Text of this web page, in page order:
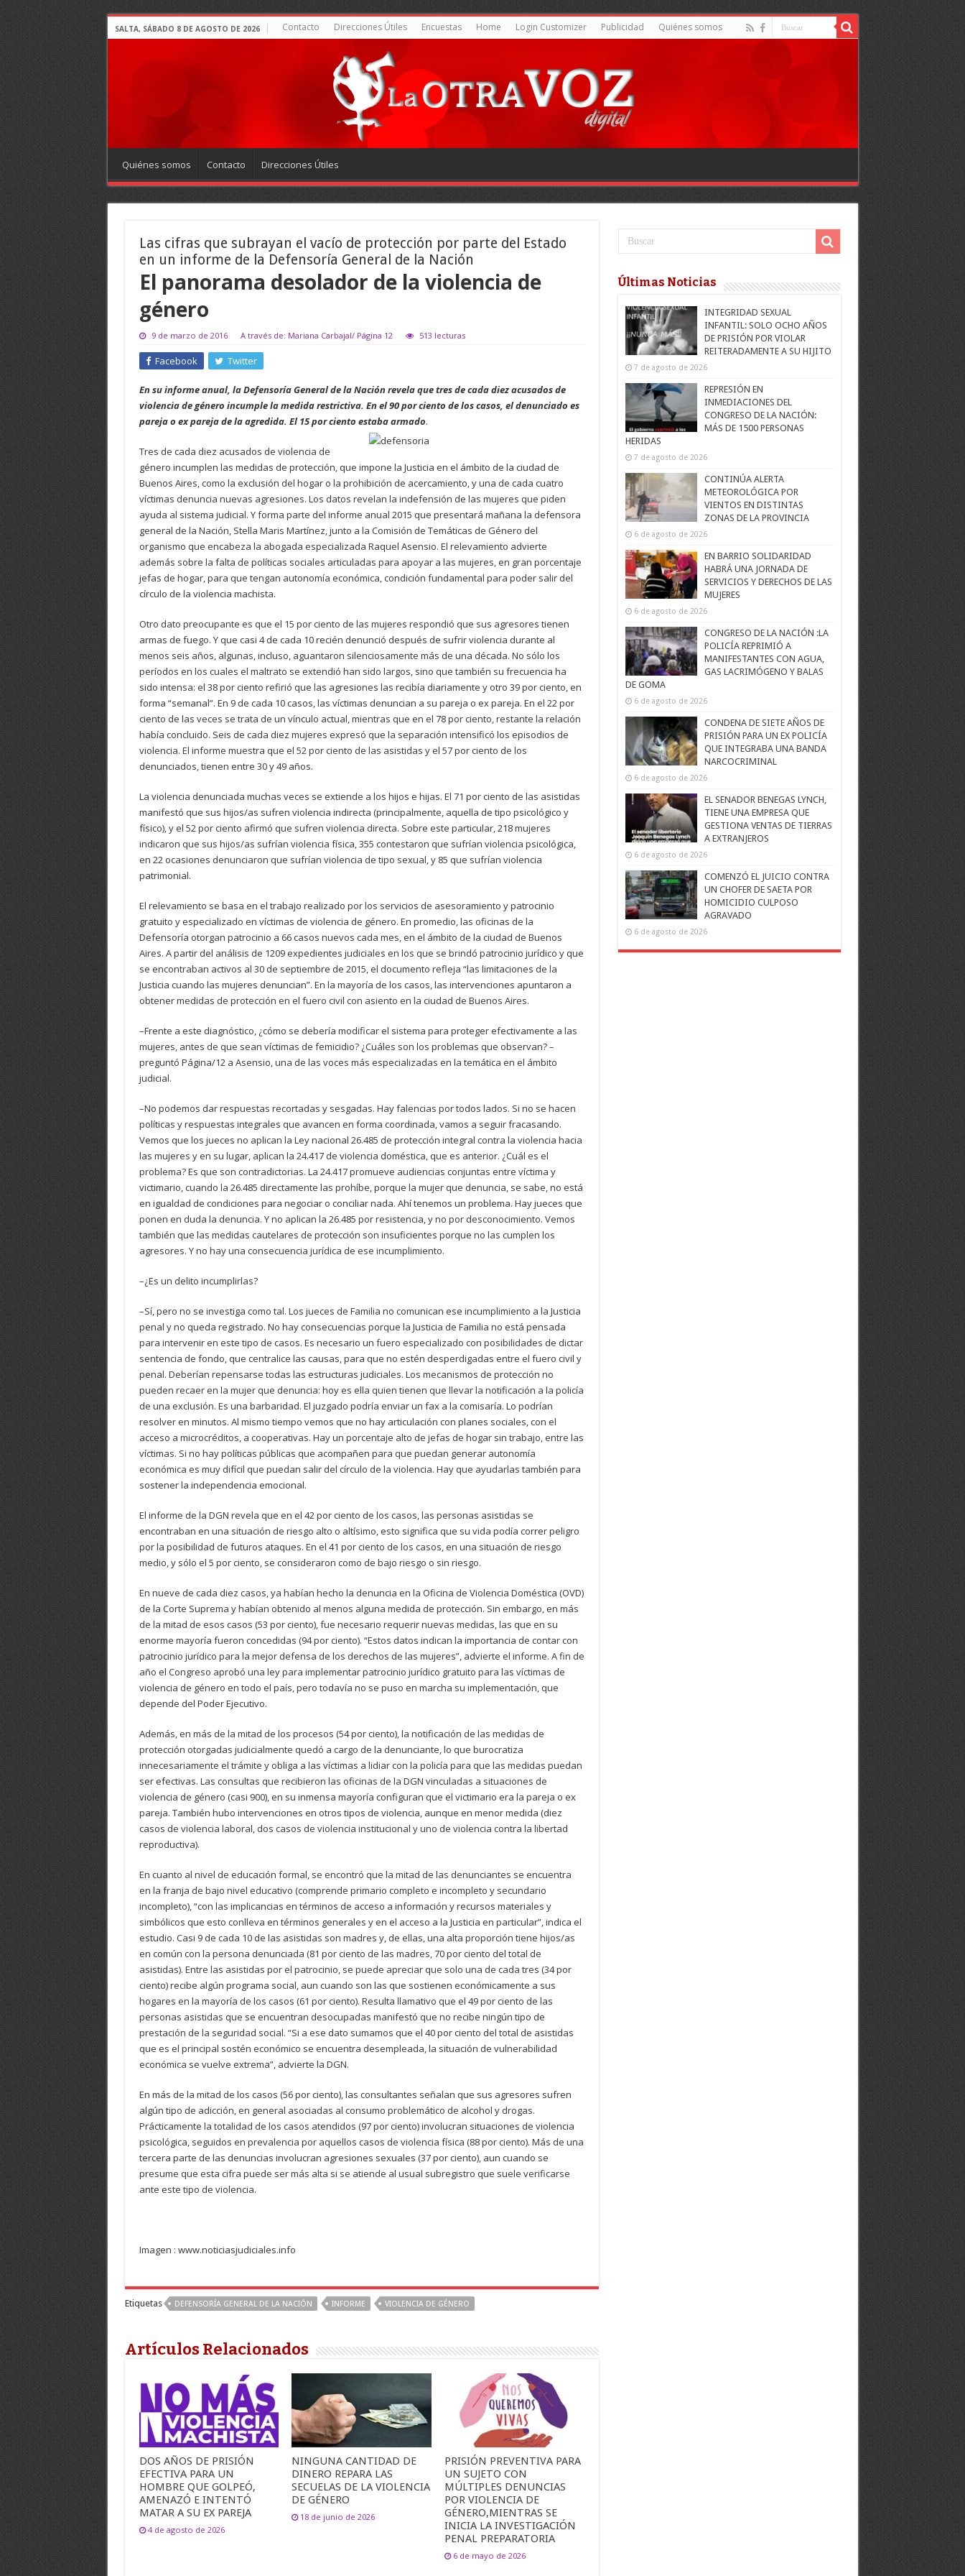
SALTA, SÁBADO 8 DE AGOSTO DE 2026 Contacto Direcciones Útiles Encuestas Home Login Customizer Publicidad Quiénes somos
Quiénes somos Contacto Direcciones Útiles
Las cifras que subrayan el vacío de protección por parte del Estado
en un informe de la Defensoría General de la Nación
El panorama desolador de la violencia de
género
9 de marzo de 2016 A través de: Mariana Carbajal/ Página 12 513 lecturas
Facebook Twitter
En su informe anual, la Defensoría General de la Nación revela que tres de cada diez acusados de
violencia de género incumple la medida restrictiva. En el 90 por ciento de los casos, el denunciado es
pareja o ex pareja de la agredida. El 15 por ciento estaba armado.
Tres de cada diez acusados de violencia de
género incumplen las medidas de protección, que impone la Justicia en el ámbito de la ciudad de
Buenos Aires, como la exclusión del hogar o la prohibición de acercamiento, y una de cada cuatro
víctimas denuncia nuevas agresiones. Los datos revelan la indefensión de las mujeres que piden
ayuda al sistema judicial. Y forma parte del informe anual 2015 que presentará mañana la defensora
general de la Nación, Stella Maris Martínez, junto a la Comisión de Temáticas de Género del
organismo que encabeza la abogada especializada Raquel Asensio. El relevamiento advierte
además sobre la falta de políticas sociales articuladas para apoyar a las mujeres, en gran porcentaje
jefas de hogar, para que tengan autonomía económica, condición fundamental para poder salir del
círculo de la violencia machista.
Otro dato preocupante es que el 15 por ciento de las mujeres respondió que sus agresores tienen
armas de fuego. Y que casi 4 de cada 10 recién denunció después de sufrir violencia durante al
menos seis años, algunas, incluso, aguantaron silenciosamente más de una década. No sólo los
períodos en los cuales el maltrato se extendió han sido largos, sino que también su frecuencia ha
sido intensa: el 38 por ciento refirió que las agresiones las recibía diariamente y otro 39 por ciento, en
forma “semanal”. En 9 de cada 10 casos, las víctimas denuncian a su pareja o ex pareja. En el 22 por
ciento de las veces se trata de un vínculo actual, mientras que en el 78 por ciento, restante la relación
había concluido. Seis de cada diez mujeres expresó que la separación intensificó los episodios de
violencia. El informe muestra que el 52 por ciento de las asistidas y el 57 por ciento de los
denunciados, tienen entre 30 y 49 años.
La violencia denunciada muchas veces se extiende a los hijos e hijas. El 71 por ciento de las asistidas
manifestó que sus hijos/as sufren violencia indirecta (principalmente, aquella de tipo psicológico y
físico), y el 52 por ciento afirmó que sufren violencia directa. Sobre este particular, 218 mujeres
indicaron que sus hijos/as sufrían violencia física, 355 contestaron que sufrían violencia psicológica,
en 22 ocasiones denunciaron que sufrían violencia de tipo sexual, y 85 que sufrían violencia
patrimonial.
El relevamiento se basa en el trabajo realizado por los servicios de asesoramiento y patrocinio
gratuito y especializado en víctimas de violencia de género. En promedio, las oficinas de la
Defensoría otorgan patrocinio a 66 casos nuevos cada mes, en el ámbito de la ciudad de Buenos
Aires. A partir del análisis de 1209 expedientes judiciales en los que se brindó patrocinio jurídico y que
se encontraban activos al 30 de septiembre de 2015, el documento refleja “las limitaciones de la
Justicia cuando las mujeres denuncian”. En la mayoría de los casos, las intervenciones apuntaron a
obtener medidas de protección en el fuero civil con asiento en la ciudad de Buenos Aires.
–Frente a este diagnóstico, ¿cómo se debería modificar el sistema para proteger efectivamente a las
mujeres, antes de que sean víctimas de femicidio? ¿Cuáles son los problemas que observan? –
preguntó Página/12 a Asensio, una de las voces más especializadas en la temática en el ámbito
judicial.
–No podemos dar respuestas recortadas y sesgadas. Hay falencias por todos lados. Si no se hacen
políticas y respuestas integrales que avancen en forma coordinada, vamos a seguir fracasando.
Vemos que los jueces no aplican la Ley nacional 26.485 de protección integral contra la violencia hacia
las mujeres y en su lugar, aplican la 24.417 de violencia doméstica, que es anterior. ¿Cuál es el
problema? Es que son contradictorias. La 24.417 promueve audiencias conjuntas entre víctima y
victimario, cuando la 26.485 directamente las prohíbe, porque la mujer que denuncia, se sabe, no está
en igualdad de condiciones para negociar o conciliar nada. Ahí tenemos un problema. Hay jueces que
ponen en duda la denuncia. Y no aplican la 26.485 por resistencia, y no por desconocimiento. Vemos
también que las medidas cautelares de protección son insuficientes porque no las cumplen los
agresores. Y no hay una consecuencia jurídica de ese incumplimiento.
–¿Es un delito incumplirlas?
–Sí, pero no se investiga como tal. Los jueces de Familia no comunican ese incumplimiento a la Justicia
penal y no queda registrado. No hay consecuencias porque la Justicia de Familia no está pensada
para intervenir en este tipo de casos. Es necesario un fuero especializado con posibilidades de dictar
sentencia de fondo, que centralice las causas, para que no estén desperdigadas entre el fuero civil y
penal. Deberían repensarse todas las estructuras judiciales. Los mecanismos de protección no
pueden recaer en la mujer que denuncia: hoy es ella quien tienen que llevar la notificación a la policía
de una exclusión. Es una barbaridad. El juzgado podría enviar un fax a la comisaría. Lo podrían
resolver en minutos. Al mismo tiempo vemos que no hay articulación con planes sociales, con el
acceso a microcréditos, a cooperativas. Hay un porcentaje alto de jefas de hogar sin trabajo, entre las
víctimas. Si no hay políticas públicas que acompañen para que puedan generar autonomía
económica es muy difícil que puedan salir del círculo de la violencia. Hay que ayudarlas también para
sostener la independencia emocional.
El informe de la DGN revela que en el 42 por ciento de los casos, las personas asistidas se
encontraban en una situación de riesgo alto o altísimo, esto significa que su vida podía correr peligro
por la posibilidad de futuros ataques. En el 41 por ciento de los casos, en una situación de riesgo
medio, y sólo el 5 por ciento, se consideraron como de bajo riesgo o sin riesgo.
En nueve de cada diez casos, ya habían hecho la denuncia en la Oficina de Violencia Doméstica (OVD)
de la Corte Suprema y habían obtenido al menos alguna medida de protección. Sin embargo, en más
de la mitad de esos casos (53 por ciento), fue necesario requerir nuevas medidas, las que en su
enorme mayoría fueron concedidas (94 por ciento). “Estos datos indican la importancia de contar con
patrocinio jurídico para la mejor defensa de los derechos de las mujeres”, advierte el informe. A fin de
año el Congreso aprobó una ley para implementar patrocinio jurídico gratuito para las víctimas de
violencia de género en todo el país, pero todavía no se puso en marcha su implementación, que
depende del Poder Ejecutivo.
Además, en más de la mitad de los procesos (54 por ciento), la notificación de las medidas de
protección otorgadas judicialmente quedó a cargo de la denunciante, lo que burocratiza
innecesariamente el trámite y obliga a las víctimas a lidiar con la policía para que las medidas puedan
ser efectivas. Las consultas que recibieron las oficinas de la DGN vinculadas a situaciones de
violencia de género (casi 900), en su inmensa mayoría configuran que el victimario era la pareja o ex
pareja. También hubo intervenciones en otros tipos de violencia, aunque en menor medida (diez
casos de violencia laboral, dos casos de violencia institucional y uno de violencia contra la libertad
reproductiva).
En cuanto al nivel de educación formal, se encontró que la mitad de las denunciantes se encuentra
en la franja de bajo nivel educativo (comprende primario completo e incompleto y secundario
incompleto), “con las implicancias en términos de acceso a información y recursos materiales y
simbólicos que esto conlleva en términos generales y en el acceso a la Justicia en particular”, indica el
estudio. Casi 9 de cada 10 de las asistidas son madres y, de ellas, una alta proporción tiene hijos/as
en común con la persona denunciada (81 por ciento de las madres, 70 por ciento del total de
asistidas). Entre las asistidas por el patrocinio, se puede apreciar que solo una de cada tres (34 por
ciento) recibe algún programa social, aun cuando son las que sostienen económicamente a sus
hogares en la mayoría de los casos (61 por ciento). Resulta llamativo que el 49 por ciento de las
personas asistidas que se encuentran desocupadas manifestó que no recibe ningún tipo de
prestación de la seguridad social. “Si a ese dato sumamos que el 40 por ciento del total de asistidas
que es el principal sostén económico se encuentra desempleada, la situación de vulnerabilidad
económica se vuelve extrema”, advierte la DGN.
En más de la mitad de los casos (56 por ciento), las consultantes señalan que sus agresores sufren
algún tipo de adicción, en general asociadas al consumo problemático de alcohol y drogas.
Prácticamente la totalidad de los casos atendidos (97 por ciento) involucran situaciones de violencia
psicológica, seguidos en prevalencia por aquellos casos de violencia física (88 por ciento). Más de una
tercera parte de las denuncias involucran agresiones sexuales (37 por ciento), aun cuando se
presume que esta cifra puede ser más alta si se atiende al usual subregistro que suele verificarse
ante este tipo de violencia.
Imagen : www.noticiasjudiciales.info
Etiquetas DEFENSORÍA GENERAL DE LA NACIÓN INFORME VIOLENCIA DE GÉNERO
Artículos Relacionados
DOS AÑOS DE PRISIÓN
EFECTIVA PARA UN
HOMBRE QUE GOLPEÓ,
AMENAZÓ E INTENTÓ
MATAR A SU EX PAREJA
4 de agosto de 2026
NINGUNA CANTIDAD DE
DINERO REPARA LAS
SECUELAS DE LA VIOLENCIA
DE GÉNERO
18 de junio de 2026
PRISIÓN PREVENTIVA PARA
UN SUJETO CON
MÚLTIPLES DENUNCIAS
POR VIOLENCIA DE
GÉNERO,MIENTRAS SE
INICIA LA INVESTIGACIÓN
PENAL PREPARATORIA
6 de mayo de 2026
Últimas Noticias
INTEGRIDAD SEXUAL
INFANTIL: SOLO OCHO AÑOS
DE PRISIÓN POR VIOLAR
REITERADAMENTE A SU HIJITO
7 de agosto de 2026
REPRESIÓN EN
INMEDIACIONES DEL
CONGRESO DE LA NACIÓN:
MÁS DE 1500 PERSONAS
HERIDAS
7 de agosto de 2026
CONTINÚA ALERTA
METEOROLÓGICA POR
VIENTOS EN DISTINTAS
ZONAS DE LA PROVINCIA
6 de agosto de 2026
EN BARRIO SOLIDARIDAD
HABRÁ UNA JORNADA DE
SERVICIOS Y DERECHOS DE LAS
MUJERES
6 de agosto de 2026
CONGRESO DE LA NACIÓN :LA
POLICÍA REPRIMIÓ A
MANIFESTANTES CON AGUA,
GAS LACRIMÓGENO Y BALAS
DE GOMA
6 de agosto de 2026
CONDENA DE SIETE AÑOS DE
PRISIÓN PARA UN EX POLICÍA
QUE INTEGRABA UNA BANDA
NARCOCRIMINAL
6 de agosto de 2026
EL SENADOR BENEGAS LYNCH,
TIENE UNA EMPRESA QUE
GESTIONA VENTAS DE TIERRAS
A EXTRANJEROS
6 de agosto de 2026
COMENZÓ EL JUICIO CONTRA
UN CHOFER DE SAETA POR
HOMICIDIO CULPOSO
AGRAVADO
6 de agosto de 2026